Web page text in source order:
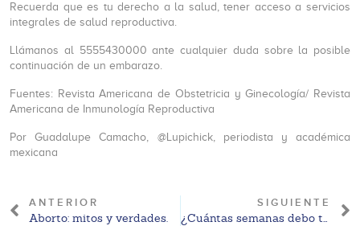
Recuerda que es tu derecho a la salud, tener acceso a servicios
integrales de salud reproductiva.
Llámanos al 5555430000 ante cualquier duda sobre la posible
continuación de un embarazo.
Fuentes: Revista Americana de Obstetricia y Ginecología/ Revista
Americana de Inmunología Reproductiva
Por Guadalupe Camacho, @Lupichick, periodista y académica
mexicana
ANTERIOR
Aborto: mitos y verdades.
SIGUIENTE
¿Cuántas semanas debo tener para abortar?